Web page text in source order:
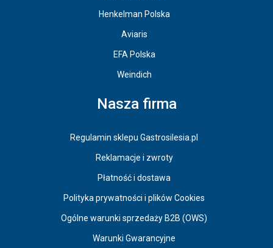
Henkelman Polska
Aviaris
EFA Polska
Weindich
Nasza firma
Regulamin sklepu Gastrosilesia.pl
Reklamacje i zwroty
Płatność i dostawa
Polityka prywatności i plików Cookies
Ogólne warunki sprzedaży B2B (OWS)
Warunki Gwarancyjne